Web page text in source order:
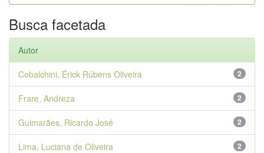
Busca facetada
Autor
2
Cobalchini, Érick Rúbens Oliveira
2
Frare, Andreza
2
Guimarães, Ricardo José
2
Lima, Luciana de Oliveira